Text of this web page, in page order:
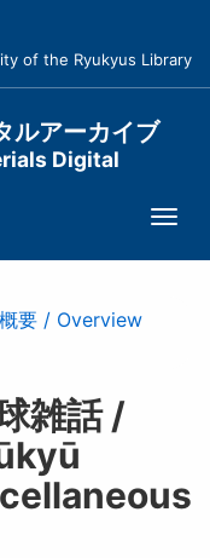
of the Ryukyus Library
ルアーカイブ
Digital
概要 / Overview
雑話 /